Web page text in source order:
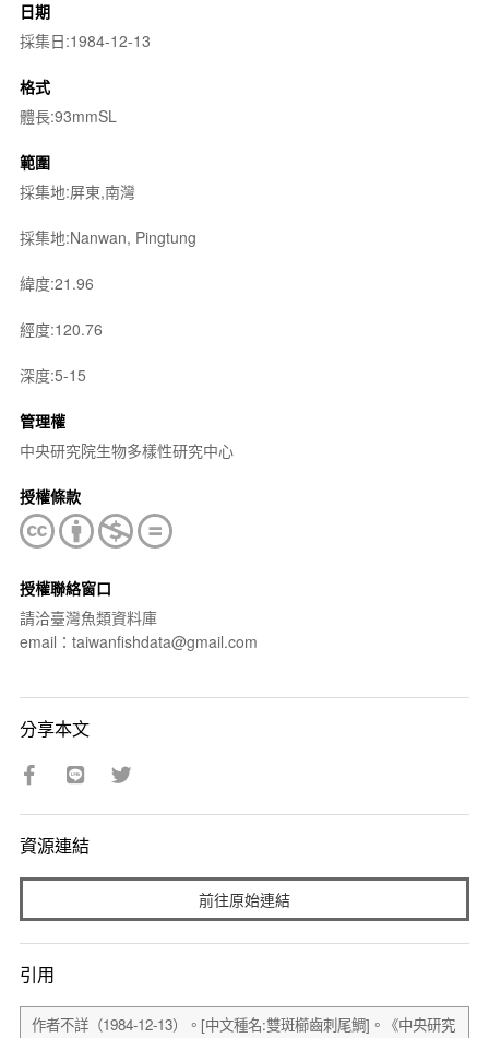
日期
採集日:1984-12-13
格式
體長:93mmSL
範圍
採集地:屏東,南灣
採集地:Nanwan, Pingtung
緯度:21.96
經度:120.76
深度:5-15
管理權
中央研究院生物多樣性研究中心
授權條款
授權聯絡窗口
請洽臺灣魚類資料庫
email：taiwanfishdata@gmail.com
分享本文
資源連結
前往原始連結
引用